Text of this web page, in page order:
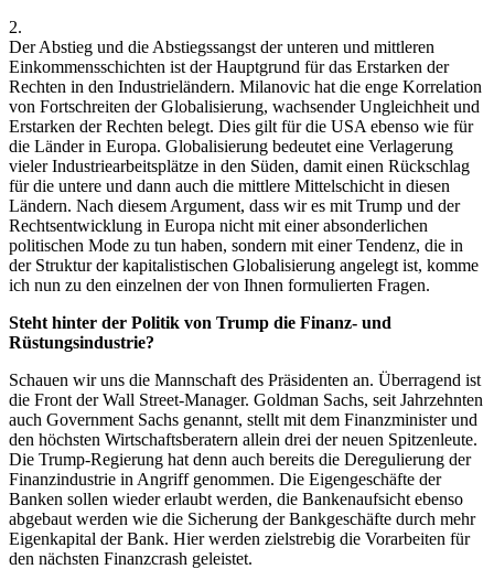
2.
Der Abstieg und die Abstiegssangst der unteren und mittleren
Einkommensschichten ist der Hauptgrund für das Erstarken der
Rechten in den Industrieländern. Milanovic hat die enge Korrelation
von Fortschreiten der Globalisierung, wachsender Ungleichheit und
Erstarken der Rechten belegt. Dies gilt für die USA ebenso wie für
die Länder in Europa. Globalisierung bedeutet eine Verlagerung
vieler Industriearbeitsplätze in den Süden, damit einen Rückschlag
für die untere und dann auch die mittlere Mittelschicht in diesen
Ländern. Nach diesem Argument, dass wir es mit Trump und der
Rechtsentwicklung in Europa nicht mit einer absonderlichen
politischen Mode zu tun haben, sondern mit einer Tendenz, die in
der Struktur der kapitalistischen Globalisierung angelegt ist, komme
ich nun zu den einzelnen der von Ihnen formulierten Fragen.
Steht hinter der Politik von Trump die Finanz- und
Rüstungsindustrie?
Schauen wir uns die Mannschaft des Präsidenten an. Überragend ist
die Front der Wall Street-Manager. Goldman Sachs, seit Jahrzehnten
auch Government Sachs genannt, stellt mit dem Finanzminister und
den höchsten Wirtschaftsberatern allein drei der neuen Spitzenleute.
Die Trump-Regierung hat denn auch bereits die Deregulierung der
Finanzindustrie in Angriff genommen. Die Eigengeschäfte der
Banken sollen wieder erlaubt werden, die Bankenaufsicht ebenso
abgebaut werden wie die Sicherung der Bankgeschäfte durch mehr
Eigenkapital der Bank. Hier werden zielstrebig die Vorarbeiten für
den nächsten Finanzcrash geleistet.